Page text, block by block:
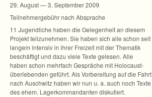
29. August — 3. Sep­tem­ber 2009
Teil­neh­mer­ge­bühr nach Absprache
11 Jugend­li­che haben die Gele­gen­heit an die­sem
Pro­jekt teil­zu­neh­men. Sie haben sich alle schon seit
lan­gem inten­siv in ihrer Frei­zeit mit der The­ma­tik
beschäf­tigt und dazu viele Texte gele­sen. Alle
haben schon mehr­fach Gesprä­che mit Holo­caust­
über­le­ben­den geführt. Als Vor­be­rei­tung auf die Fahrt
nach Ausch­witz haben wir nun u. a. auch noch Texte
des ehem. Lager­kom­man­dan­ten diskutiert.